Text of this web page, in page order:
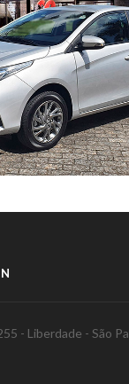
- Liberdade - São